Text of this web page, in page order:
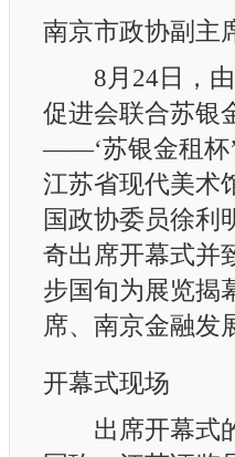
南京市政协副主
8月24日，由
促进会联合苏银
——‘苏银金租杯
江苏省现代美术
国政协委员徐利
奇出席开幕式并
步国旬为展览揭
席、南京金融发
开幕式现场
出席开幕式的